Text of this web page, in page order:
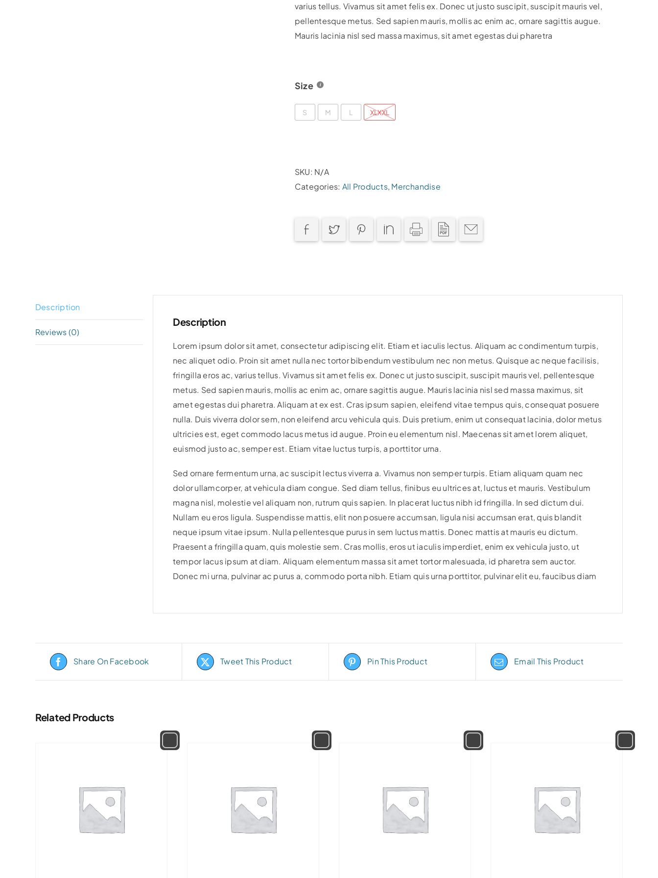
varius tellus. Vivamus sit amet felis ex. Donec ut justo suscipit, suscipit mauris vel,
pellentesque metus. Sed sapien mauris, mollis ac enim ac, ornare sagittis augue.
Mauris lacinia nisl sed massa maximus, sit amet egestas dui pharetra
Size
S M L XLXXL
SKU: N/A
Categories: All Products, Merchandise
Description
Reviews (0)
Description
Lorem ipsum dolor sit amet, consectetur adipiscing elit. Etiam et iaculis lectus. Aliquam ac condimentum turpis,
nec aliquet odio. Proin sit amet nulla nec tortor bibendum vestibulum nec non metus. Quisque ac neque facilisis,
fringilla eros ac, varius tellus. Vivamus sit amet felis ex. Donec ut justo suscipit, suscipit mauris vel, pellentesque
metus. Sed sapien mauris, mollis ac enim ac, ornare sagittis augue. Mauris lacinia nisl sed massa maximus, sit
amet egestas dui pharetra. Aliquam at ex est. Cras ipsum sapien, eleifend vitae tempus quis, consequat posuere
nulla. Duis viverra dolor sem, non eleifend arcu vehicula quis. Duis pretium, enim ut consequat lacinia, dolor metus
ultricies est, eget commodo lacus metus id augue. Proin eu elementum nisl. Maecenas sit amet lorem aliquet,
euismod justo ac, semper est. Etiam vitae luctus turpis, a porttitor urna.
Sed ornare fermentum urna, ac suscipit lectus viverra a. Vivamus non semper turpis. Etiam aliquam quam nec
dolor ullamcorper, at vehicula diam congue. Sed diam tellus, finibus eu ultrices at, luctus et mauris. Vestibulum
magna nisl, molestie vel aliquam non, rutrum quis sapien. In placerat luctus nibh id fringilla. In sed dictum dui.
Nullam eu eros ligula. Suspendisse mattis, elit non posuere accumsan, ligula nisi accumsan erat, quis blandit
neque ipsum vitae ipsum. Nulla pellentesque purus in sem luctus mattis. Donec mattis at mauris eu dictum.
Praesent a fringilla quam, quis molestie sem. Cras mollis, eros ut iaculis imperdiet, enim ex vehicula justo, ut
tempor lacus ipsum at diam. Aliquam elementum massa sit amet tortor malesuada, id pharetra sem auctor.
Donec mi urna, pulvinar ac purus a, commodo porta nibh. Etiam quis urna porttitor, pulvinar elit eu, faucibus diam
Share On Facebook Tweet This Product Pin This Product Email This Product
Related Products